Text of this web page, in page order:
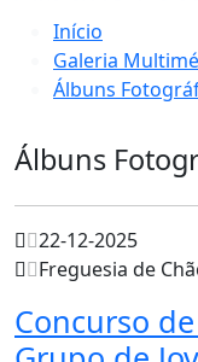
Início
Galeria
Álbuns
Álbuns
22-12-2025
Freguesia de
Concurso